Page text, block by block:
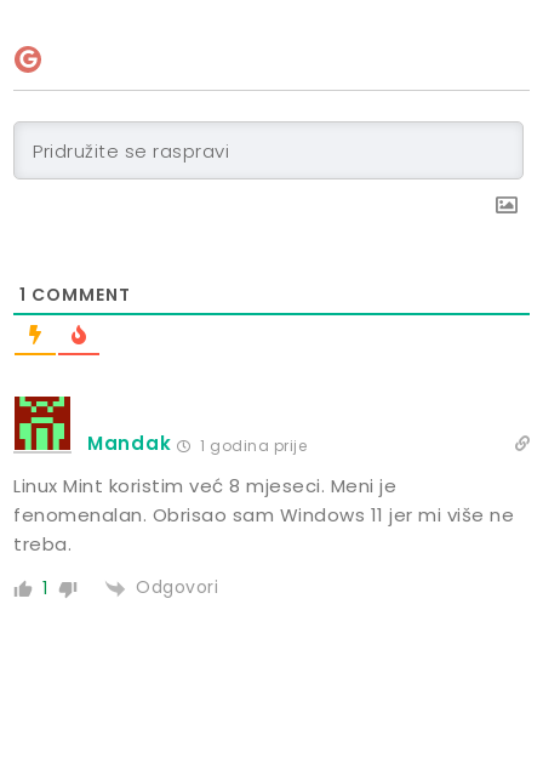
1 COMMENT
Mandak 1 godina prije
Linux Mint koristim već 8 mjeseci. Meni je
fenomenalan. Obrisao sam Windows 11 jer mi više ne
treba.
1 Odgovori